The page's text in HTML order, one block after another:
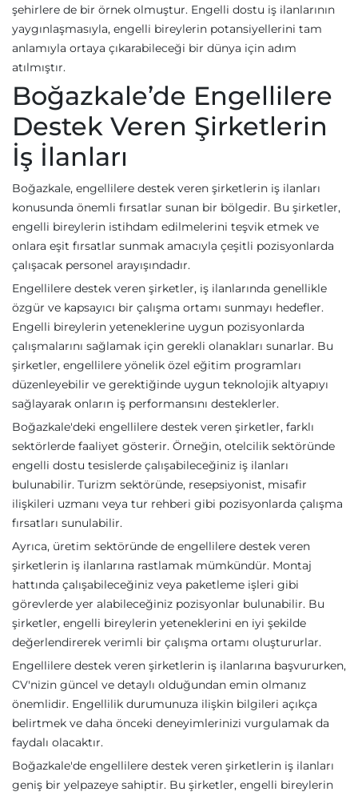
şehirlere de bir örnek olmuştur. Engelli dostu iş ilanlarının
yaygınlaşmasıyla, engelli bireylerin potansiyellerini tam
anlamıyla ortaya çıkarabileceği bir dünya için adım
atılmıştır.
Boğazkale’de Engellilere
Destek Veren Şirketlerin
İş İlanları
Boğazkale, engellilere destek veren şirketlerin iş ilanları
konusunda önemli fırsatlar sunan bir bölgedir. Bu şirketler,
engelli bireylerin istihdam edilmelerini teşvik etmek ve
onlara eşit fırsatlar sunmak amacıyla çeşitli pozisyonlarda
çalışacak personel arayışındadır.
Engellilere destek veren şirketler, iş ilanlarında genellikle
özgür ve kapsayıcı bir çalışma ortamı sunmayı hedefler.
Engelli bireylerin yeteneklerine uygun pozisyonlarda
çalışmalarını sağlamak için gerekli olanakları sunarlar. Bu
şirketler, engellilere yönelik özel eğitim programları
düzenleyebilir ve gerektiğinde uygun teknolojik altyapıyı
sağlayarak onların iş performansını desteklerler.
Boğazkale'deki engellilere destek veren şirketler, farklı
sektörlerde faaliyet gösterir. Örneğin, otelcilik sektöründe
engelli dostu tesislerde çalışabileceğiniz iş ilanları
bulunabilir. Turizm sektöründe, resepsiyonist, misafir
ilişkileri uzmanı veya tur rehberi gibi pozisyonlarda çalışma
fırsatları sunulabilir.
Ayrıca, üretim sektöründe de engellilere destek veren
şirketlerin iş ilanlarına rastlamak mümkündür. Montaj
hattında çalışabileceğiniz veya paketleme işleri gibi
görevlerde yer alabileceğiniz pozisyonlar bulunabilir. Bu
şirketler, engelli bireylerin yeteneklerini en iyi şekilde
değerlendirerek verimli bir çalışma ortamı oluştururlar.
Engellilere destek veren şirketlerin iş ilanlarına başvururken,
CV'nizin güncel ve detaylı olduğundan emin olmanız
önemlidir. Engellilik durumunuza ilişkin bilgileri açıkça
belirtmek ve daha önceki deneyimlerinizi vurgulamak da
faydalı olacaktır.
Boğazkale'de engellilere destek veren şirketlerin iş ilanları
geniş bir yelpazeye sahiptir. Bu şirketler, engelli bireylerin